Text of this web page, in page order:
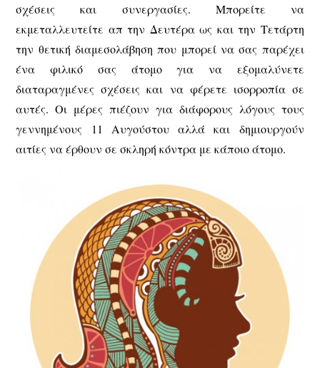
σχέσεις και συνεργασίες. Μπορείτε να
εκμεταλλευτείτε απ την Δευτέρα ως και την Τετάρτη
την θετική διαμεσολάβηση που μπορεί να σας παρέχει
ένα φιλικό σας άτομο για να εξομαλύνετε
διαταραγμένες σχέσεις και να φέρετε ισορροπία σε
αυτές. Οι μέρες πιέζουν για διάφορους λόγους τους
γεννημένους 11 Αυγούστου αλλά και δημιουργούν
αιτίες να έρθουν σε σκληρή κόντρα με κάποιο άτομο.